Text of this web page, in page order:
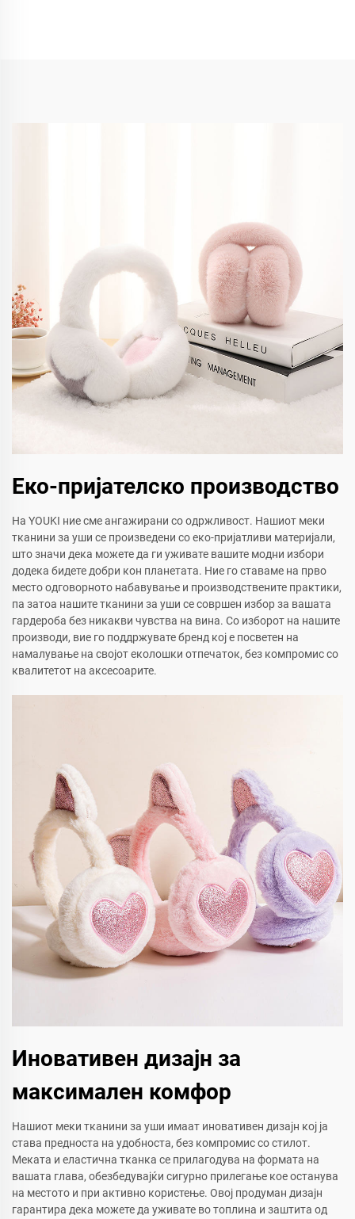
Еко-пријателско производство
На YOUKI ние сме ангажирани со одржливост. Нашиот меки
тканини за уши се произведени со еко-пријатливи материјали,
што значи дека можете да ги уживате вашите модни избори
додека бидете добри кон планетата. Ние го ставаме на прво
место одговорното набавување и производствените практики,
па затоа нашите тканини за уши се совршен избор за вашата
гардероба без никакви чувства на вина. Со изборот на нашите
производи, вие го поддржувате бренд кој е посветен на
намалување на својот еколошки отпечаток, без компромис со
квалитетот на аксесоарите.
Иновативен дизајн за
максимален комфор
Нашиот меки тканини за уши имаат иновативен дизајн кој ја
става предноста на удобноста, без компромис со стилот.
Меката и еластична тканка се прилагодува на формата на
вашата глава, обезбедувајќи сигурно прилегање кое останува
на местото и при активно користење. Овој продуман дизајн
гарантира дека можете да уживате во топлина и заштита од